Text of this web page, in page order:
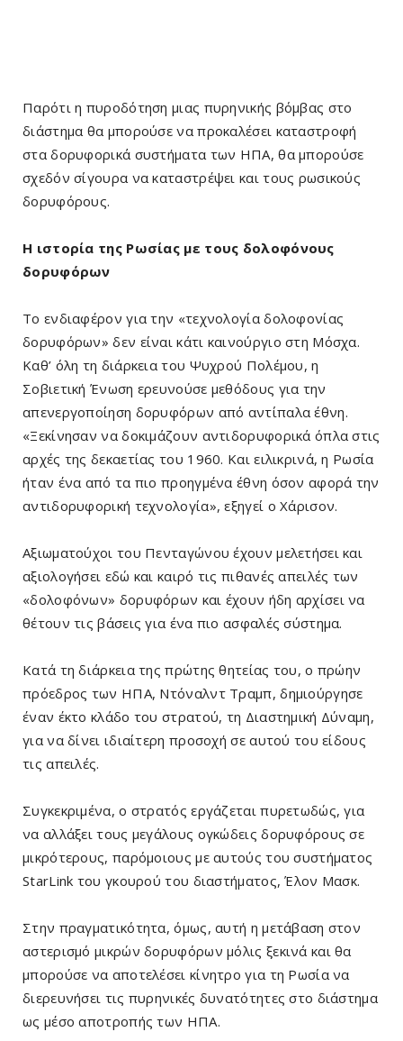
Παρότι η πυροδότηση μιας πυρηνικής βόμβας στο
διάστημα θα μπορούσε να προκαλέσει καταστροφή
στα δορυφορικά συστήματα των ΗΠΑ, θα μπορούσε
σχεδόν σίγουρα να καταστρέψει και τους ρωσικούς
δορυφόρους.
Η ιστορία της Ρωσίας με τους δολοφόνους
δορυφόρων
Το ενδιαφέρον για την «τεχνολογία δολοφονίας
δορυφόρων» δεν είναι κάτι καινούργιο στη Μόσχα.
Καθ’ όλη τη διάρκεια του Ψυχρού Πολέμου, η
Σοβιετική Ένωση ερευνούσε μεθόδους για την
απενεργοποίηση δορυφόρων από αντίπαλα έθνη.
«Ξεκίνησαν να δοκιμάζουν αντιδορυφορικά όπλα στις
αρχές της δεκαετίας του 1960. Και ειλικρινά, η Ρωσία
ήταν ένα από τα πιο προηγμένα έθνη όσον αφορά την
αντιδορυφορική τεχνολογία», εξηγεί ο Χάρισον.
Αξιωματούχοι του Πενταγώνου έχουν μελετήσει και
αξιολογήσει εδώ και καιρό τις πιθανές απειλές των
«δολοφόνων» δορυφόρων και έχουν ήδη αρχίσει να
θέτουν τις βάσεις για ένα πιο ασφαλές σύστημα.
Κατά τη διάρκεια της πρώτης θητείας του, ο πρώην
πρόεδρος των ΗΠΑ, Ντόναλντ Τραμπ, δημιούργησε
έναν έκτο κλάδο του στρατού, τη Διαστημική Δύναμη,
για να δίνει ιδιαίτερη προσοχή σε αυτού του είδους
τις απειλές.
Συγκεκριμένα, ο στρατός εργάζεται πυρετωδώς, για
να αλλάξει τους μεγάλους ογκώδεις δορυφόρους σε
μικρότερους, παρόμοιους με αυτούς του συστήματος
StarLink του γκουρού του διαστήματος, Έλον Μασκ.
Στην πραγματικότητα, όμως, αυτή η μετάβαση στον
αστερισμό μικρών δορυφόρων μόλις ξεκινά και θα
μπορούσε να αποτελέσει κίνητρο για τη Ρωσία να
διερευνήσει τις πυρηνικές δυνατότητες στο διάστημα
ως μέσο αποτροπής των ΗΠΑ.